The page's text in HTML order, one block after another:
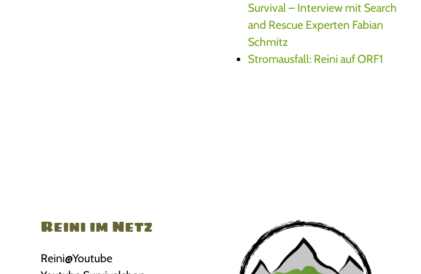
Survival – Interview mit Search
and Rescue Experten Fabian
Schmitz
Stromausfall: Reini auf ORF1
Reini im Netz
Reini@Youtube